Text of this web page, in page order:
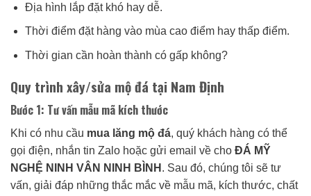
Địa hình lắp đặt khó hay dễ.
Thời điểm đặt hàng vào mùa cao điểm hay thấp điểm.
Thời gian cần hoàn thành có gấp không?
Quy trình xây/sửa mộ đá tại Nam Định
Bước 1: Tư vấn mẫu mã kích thước
Khi có nhu cầu mua lăng mộ đá, quý khách hàng có thể
gọi điện, nhắn tin Zalo hoặc gửi email về cho ĐÁ MỸ
NGHỆ NINH VÂN NINH BÌNH . Sau đó, chúng tôi sẽ tư
vấn, giải đáp những thắc mắc về mẫu mã, kích thước, chất